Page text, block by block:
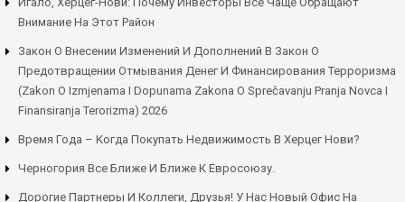
Внимание На Этот Район
Закон О Внесении Изменений И Дополнений В Закон О
Предотвращении Отмывания Денег И Финансирования Терроризма
(Zakon O Izmjenama I Dopunama Zakona O Sprečavanju Pranja Novca I
Finansiranja Terorizma) 2026
Время Года – Когда Покупать Недвижимость В Херцег Нови?
Черногория Все Ближе И Ближе К Евросоюзу.
Дорогие Партнеры И Коллеги, Друзья! У Нас Новый Офис На